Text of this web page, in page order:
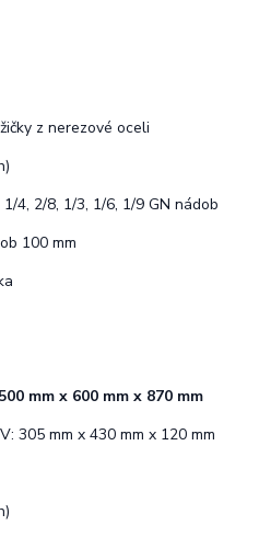
z nerezové oceli
4, 2/8, 1/3, 1/6, 1/9 GN nádob
100 mm
500 mm x 600 mm x 870 mm
305 mm x 430 mm x 120 mm